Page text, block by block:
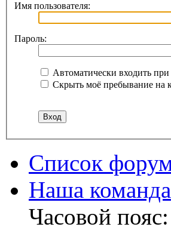
Имя пользователя:
Пароль:
Автоматически входить
Скрыть моё пребывание на
Список
Наша команда
Часовой